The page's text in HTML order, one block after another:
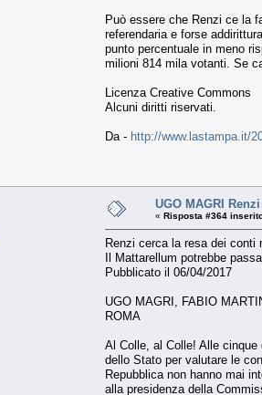
Può essere che Renzi ce la
referendaria e forse
punto percentuale in meno
milioni 814 mila votanti. Se
Licenza Creative Commons
Alcuni diritti riservati.
Da - http://www.lastampa.it/
UGO MAGRI
« Risposta #364
Renzi cerca la resa dei conti
Il Mattarellum potrebbe
Pubblicato il 06/04/2017
UGO MAGRI, FABIO
ROMA
Al Colle, al Colle! Alle cinque
dello Stato per valutare le
Repubblica non hanno mai
alla presidenza della